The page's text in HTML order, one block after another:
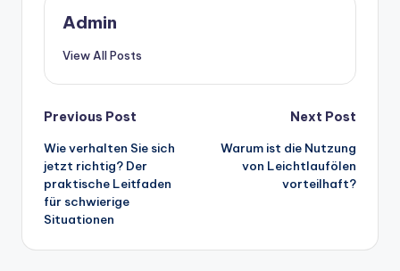
Admin
View All Posts
Post
navigation
Previous Post
Wie verhalten Sie sich
jetzt richtig? Der
praktische Leitfaden
für schwierige
Situationen
Next Post
Warum ist die Nutzung
von Leichtlaufölen
vorteilhaft?